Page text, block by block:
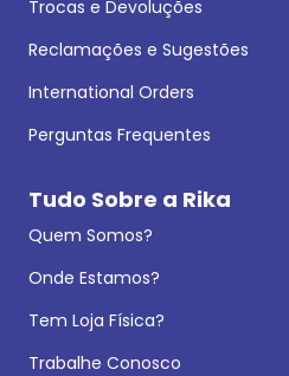
Trocas e Devoluções
Reclamações e Sugestões
International Orders
Perguntas Frequentes
Tudo Sobre a Rika
Quem Somos?
Onde Estamos?
Tem Loja Física?
Trabalhe Conosco